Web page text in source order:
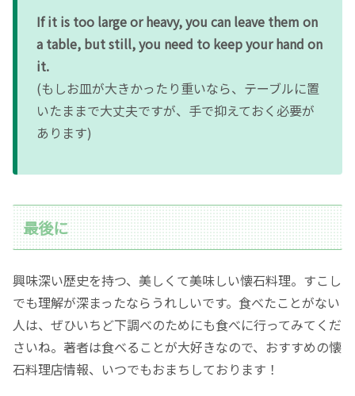
If it is too large or heavy, you can leave them on
a table, but still, you need to keep your hand on
it.
(もしお皿が大きかったり重いなら、テーブルに置
いたままで大丈夫ですが、手で抑えておく必要が
あります)
最後に
興味深い歴史を持つ、美しくて美味しい懐石料理。すこし
でも理解が深まったならうれしいです。食べたことがない
人は、ぜひいちど下調べのためにも食べに行ってみてくだ
さいね。著者は食べることが大好きなので、おすすめの懐
石料理店情報、いつでもおまちしております！